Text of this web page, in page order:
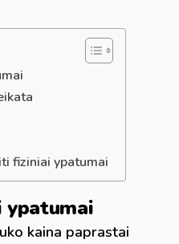
fiziniai ypatumai
ypatumai
kaina paprastai